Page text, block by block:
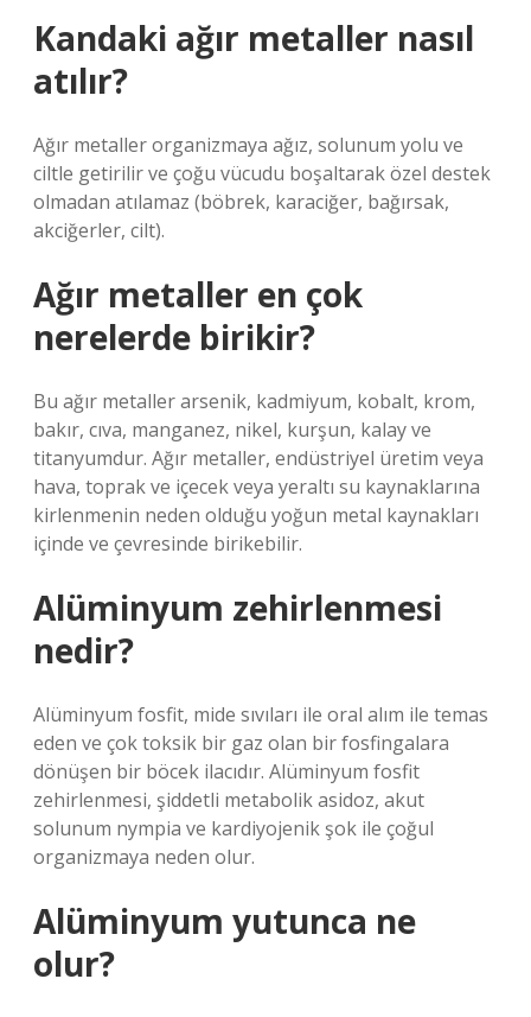
Kandaki ağır metaller nasıl
atılır?
Ağır metaller organizmaya ağız, solunum yolu ve
ciltle getirilir ve çoğu vücudu boşaltarak özel destek
olmadan atılamaz (böbrek, karaciğer, bağırsak,
akciğerler, cilt).
Ağır metaller en çok
nerelerde birikir?
Bu ağır metaller arsenik, kadmiyum, kobalt, krom,
bakır, cıva, manganez, nikel, kurşun, kalay ve
titanyumdur. Ağır metaller, endüstriyel üretim veya
hava, toprak ve içecek veya yeraltı su kaynaklarına
kirlenmenin neden olduğu yoğun metal kaynakları
içinde ve çevresinde birikebilir.
Alüminyum zehirlenmesi
nedir?
Alüminyum fosfit, mide sıvıları ile oral alım ile temas
eden ve çok toksik bir gaz olan bir fosfingalara
dönüşen bir böcek ilacıdır. Alüminyum fosfit
zehirlenmesi, şiddetli metabolik asidoz, akut
solunum nympia ve kardiyojenik şok ile çoğul
organizmaya neden olur.
Alüminyum yutunca ne
olur?